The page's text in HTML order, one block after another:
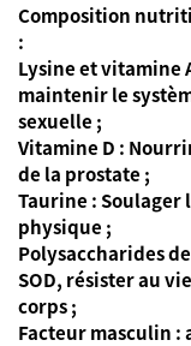
Composition
:
Lysine et vitamine
maintenir le
sexuelle ;
Vitamine D :
de la prostate ;
Taurine :
physique ;
Polysaccharides
SOD, résister au
corps ;
Facteur masculin